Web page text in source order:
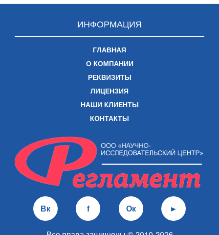
ИНФОРМАЦИЯ
ГЛАВНАЯ
О КОМПАНИИ
РЕКВИЗИТЫ
ЛИЦЕНЗИЯ
НАШИ КЛИЕНТЫ
КОНТАКТЫ
Вк f Ок ►